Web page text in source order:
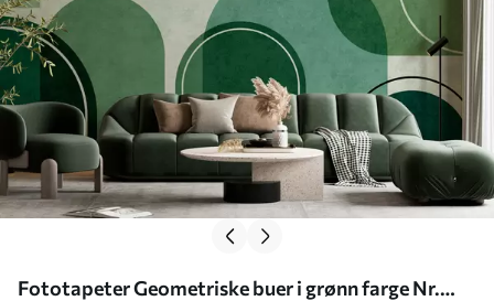
Fototapeter Geometriske buer i grønn farge Nr.